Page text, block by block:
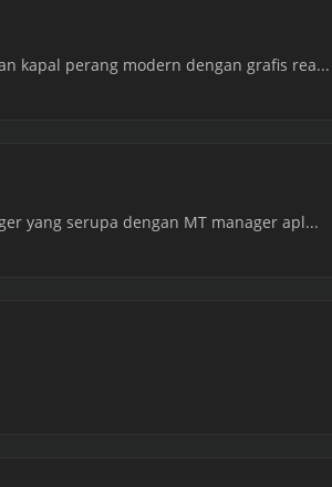
kapal perang modern dengan grafis rea...
yang serupa dengan MT manager apl...